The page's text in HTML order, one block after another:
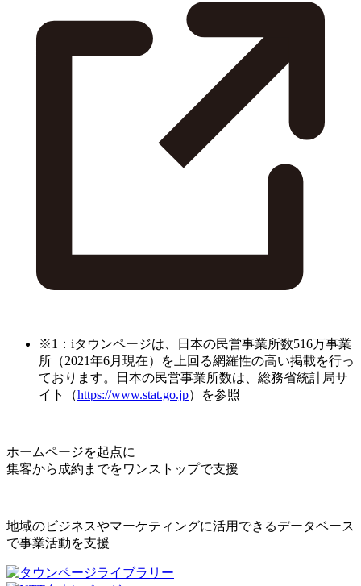
※1：iタウンページは、日本の民営事業所数516万事業
所（2021年6月現在）を上回る網羅性の高い掲載を行っ
ております。日本の民営事業所数は、総務省統計局サ
イト（https://www.stat.go.jp）を参照
ホームページを起点に
集客から成約までをワンストップで支援
地域のビジネスやマーケティングに活用できるデータベース
で事業活動を支援